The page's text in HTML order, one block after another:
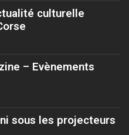
culturelle
– Evènements
sous les projecteurs